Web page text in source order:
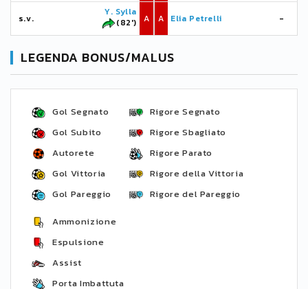
s.v.
Y. Sylla
(82')
A A Elia Petrelli -
LEGENDA BONUS/MALUS
Gol Segnato
Gol Subito
Autorete
Gol Vittoria
Gol Pareggio
Rigore Segnato
Rigore Sbagliato
Rigore Parato
Rigore della Vittoria
Rigore del Pareggio
Ammonizione
Espulsione
Assist
Porta Imbattuta